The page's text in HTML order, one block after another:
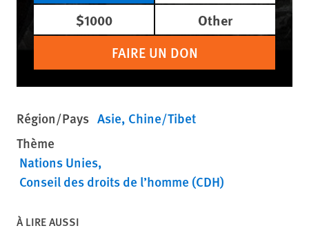
$1000
Other
FAIRE UN DON
Région/Pays Asie Chine/Tibet
Thème
Nations Unies
Conseil des droits de l’homme (CDH)
À LIRE AUSSI